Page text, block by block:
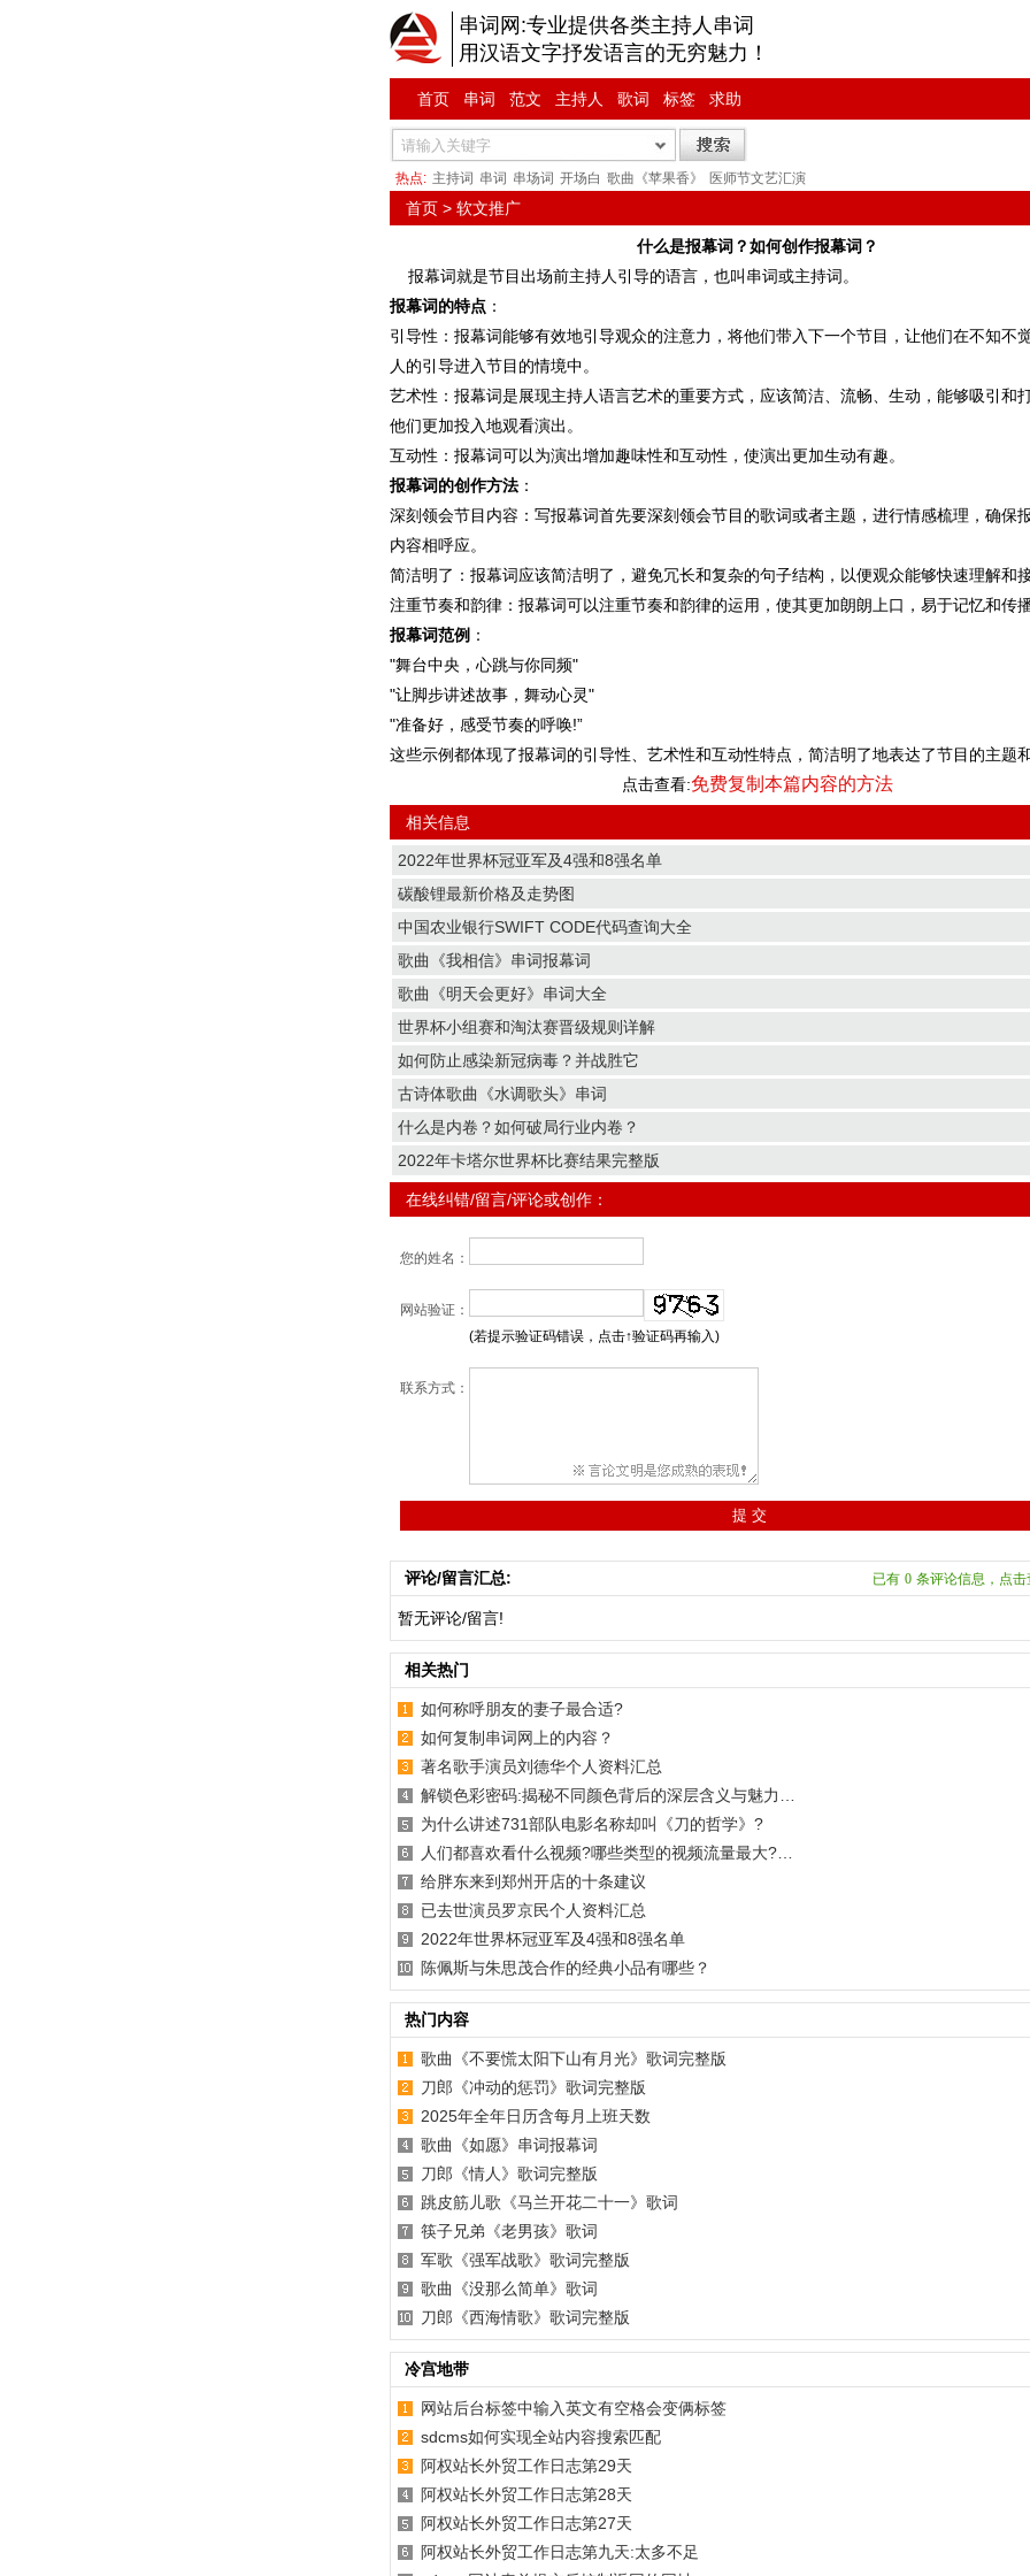
串词网:专业提供各类主持人串词
用汉语文字抒发语言的无穷魅力！
首页 串词 范文 主持人 歌词 标签 求助
热点: 主持词 串词 串场词 开场白 歌曲《苹果香》 医师节文艺汇演
首页> 软文推广
什么是报幕词？如何创作报幕词？
报幕词就是节目出场前主持人引导的语言，也叫串词或主持词。
报幕词的特点：
引导性：报幕词能够有效地引导观众的注意力，将他们带入下一个节目，让他们在不知不
人的引导进入节目的情境中。
艺术性：报幕词是展现主持人语言艺术的重要方式，应该简洁、流畅、生动，能够吸引和
他们更加投入地观看演出。
互动性：报幕词可以为演出增加趣味性和互动性，使演出更加生动有趣。
报幕词的创作方法：
深刻领会节目内容：写报幕词首先要深刻领会节目的歌词或者主题，进行情感梳理，确保
内容相呼应。
简洁明了：报幕词应该简洁明了，避免冗长和复杂的句子结构，以便观众能够快速理解和接
注重节奏和韵律：报幕词可以注重节奏和韵律的运用，使其更加朗朗上口，易于记忆和传播
报幕词范例 ：
"舞台中央，心跳与你同频"
"让脚步讲述故事，舞动心灵"
"准备好，感受节奏的呼唤!”
这些示例都体现了报幕词的引导性、艺术性和互动性特点，简洁明了地表达了节目的主题和
点击查看:免费复制本篇内容的方法
相关信息
2022年世界杯冠亚军及4强和8强名单
碳酸锂最新价格及走势图
中国农业银行SWIFT CODE代码查询大全
歌曲《我相信》串词报幕词
歌曲《明天会更好》串词大全
世界杯小组赛和淘汰赛晋级规则详解
如何防止感染新冠病毒？并战胜它
古诗体歌曲《水调歌头》串词
什么是内卷？如何破局行业内卷？
2022年卡塔尔世界杯比赛结果完整版
在线纠错/留言/评论或创作：
您的姓名：
网站验证：
(若提示验证码错误，点击↑验证码再输入)
联系方式：
评论/留言汇总: 已有 0 条评论信息，点
暂无评论/留言!
相关热门
如何称呼朋友的妻子最合适?
如何复制串词网上的内容？
著名歌手演员刘德华个人资料汇总
解锁色彩密码:揭秘不同颜色背后的深层含义与魅力…
为什么讲述731部队电影名称却叫《刀的哲学》?
人们都喜欢看什么视频?哪些类型的视频流量最大?…
给胖东来到郑州开店的十条建议
已去世演员罗京民个人资料汇总
2022年世界杯冠亚军及4强和8强名单
陈佩斯与朱思茂合作的经典小品有哪些？
热门内容
歌曲《不要慌太阳下山有月光》歌词完整版
刀郎《冲动的惩罚》歌词完整版
2025年全年日历含每月上班天数
歌曲《如愿》串词报幕词
刀郎《情人》歌词完整版
跳皮筋儿歌《马兰开花二十一》歌词
筷子兄弟《老男孩》歌词
军歌《强军战歌》歌词完整版
歌曲《没那么简单》歌词
刀郎《西海情歌》歌词完整版
冷宫地带
网站后台标签中输入英文有空格会变俩标签
sdcms如何实现全站内容搜索匹配
阿权站长外贸工作日志第29天
阿权站长外贸工作日志第28天
阿权站长外贸工作日志第27天
阿权站长外贸工作日志第九天:太多不足